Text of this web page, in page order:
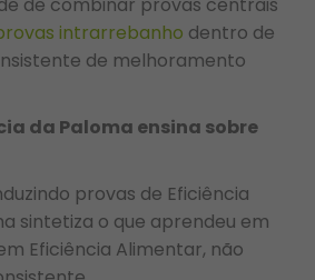
de combinar provas centrais
intrarrebanho dentro de
de melhoramento
da Paloma ensina sobre
provas de Eficiência
sintetiza o que aprendeu em
Eficiência Alimentar, não